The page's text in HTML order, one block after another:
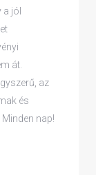
jól
át.
az
és
nap!